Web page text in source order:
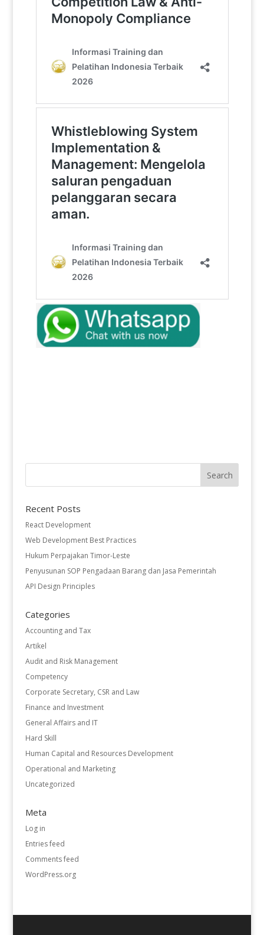
Recent Posts
React Development
Web Development Best Practices
Hukum Perpajakan Timor-Leste
Penyusunan SOP Pengadaan Barang dan Jasa Pemerintah
API Design Principles
Categories
Accounting and Tax
Artikel
Audit and Risk Management
Competency
Corporate Secretary, CSR and Law
Finance and Investment
General Affairs and IT
Hard Skill
Human Capital and Resources Development
Operational and Marketing
Uncategorized
Meta
Log in
Entries feed
Comments feed
WordPress.org